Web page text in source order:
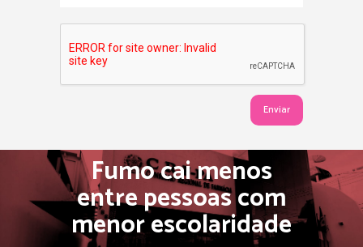
Fumo cai menos
entre pessoas com
menor escolaridade